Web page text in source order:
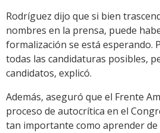
Rodríguez dijo que si bien
nombres en la prensa, puede
formalización se está esperando.
todas las candidaturas posibles,
candidatos, explicó.
Además, aseguró que el Frente
proceso de autocrítica en el
tan importante como aprender